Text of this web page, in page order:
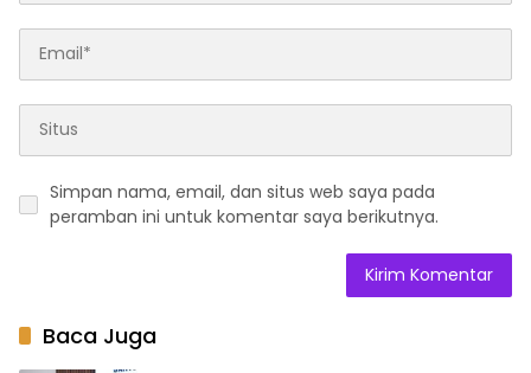
Simpan nama, email, dan situs web saya pada
peramban ini untuk komentar saya berikutnya.
Baca Juga